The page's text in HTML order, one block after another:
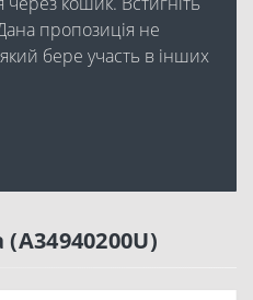
пропозиція не
бере участь в інших